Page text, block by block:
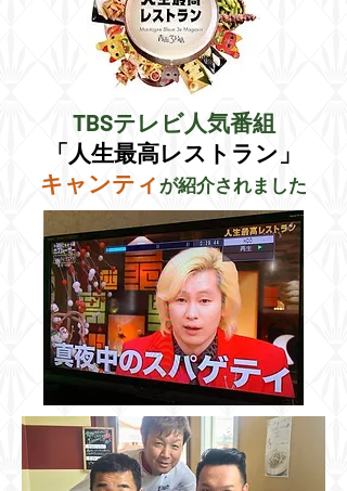
TBSテレビ人気番組
​「人生最高レストラン」
キャンティ が紹介されました